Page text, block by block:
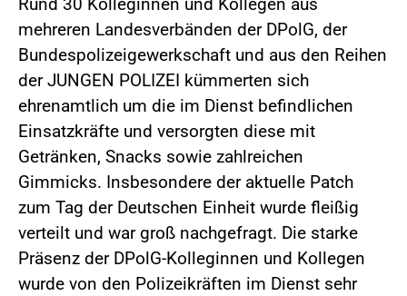
mehreren Landesverbänden der DPolG, der
Bundespolizeigewerkschaft und aus den Reihen
der JUNGEN POLIZEI kümmerten sich
ehrenamtlich um die im Dienst befindlichen
Einsatzkräfte und versorgten diese mit
Getränken, Snacks sowie zahlreichen
Gimmicks. Insbesondere der aktuelle Patch
zum Tag der Deutschen Einheit wurde fleißig
verteilt und war groß nachgefragt. Die starke
Präsenz der DPolG-Kolleginnen und Kollegen
wurde von den Polizeikräften im Dienst sehr